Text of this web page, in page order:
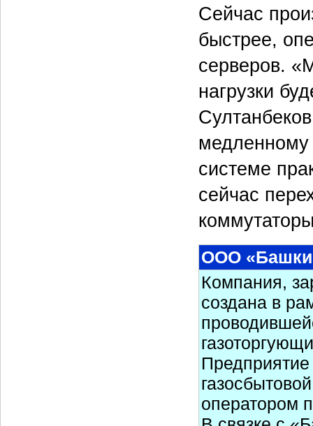
Сейчас
быстрее,
серверов.
нагрузки
медленному
системе
сейчас
ООО
Компания,
создана в
оператором